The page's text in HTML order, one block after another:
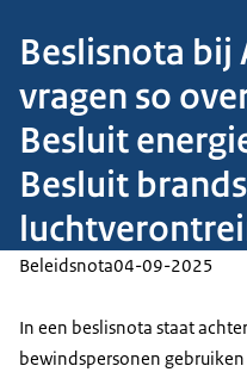
Beslisnota
vragen so
Besluit
Besluit
Beleidsnota04-09-2025
In een beslisnota staat
bewindspersonen